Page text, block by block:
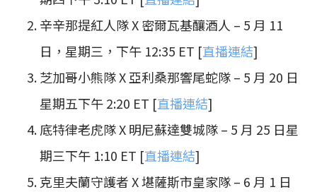
辛辛那提紅人隊 X 密爾瓦基釀酒人 – 5 月 11
日，星期三，下午 12:35 ET [直播連結]
芝加哥小熊隊 X 亞利桑那響尾蛇隊 – 5 月 20 日
星期五下午 2:20 ET [直播連結]
底特律老虎隊 X 明尼蘇達雙城隊 – 5 月 25 日星
期三下午 1:10 ET [直播連結]
克里夫蘭守護者 X 堪薩斯市皇家隊 – 6 月 1 日